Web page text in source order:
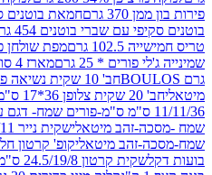
גרם
חמאת בוטנים סקיפי קלאסי 454
עם שברי בוטנים 454 גרם
ממרח נוטלה
גרם
מפת שולחן פורים כ 274*137 סמ ניילון
* 25 גרם
זהב מיטאלי
שקית
מיטאלי
שקית קרטון 24.5/19/8 ס"מ-פורים שמח-דגם בועות דקל